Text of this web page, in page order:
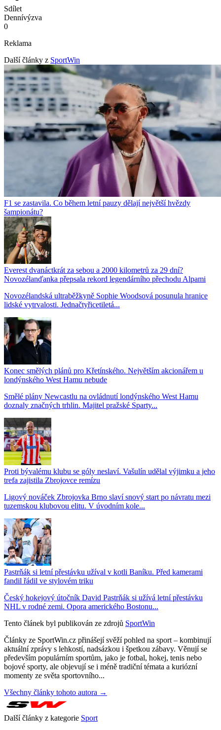
Sdílet
Dennívýzva
0
Reklama
Další články z SportWin
F1 se zastavila. Co během letní pauzy dělají největší hvězdy
šampionátu?
Everest dvanáctkrát za sebou a 2000 kilometrů za 29 dní?
Novozélanďanka přepsala rekord legendárního přechodu Alpami
Novozélandská ultraběžkyně Sophie Woodsová posunula hranice
lidské vytrvalosti. Jednačtyřicetiletá...
Konec smělých plánů pro Křetínského. Největším akcionářem u
londýnského West Hamu nebude
Smělé plány Newcastlu na ovládnutí londýnského West Hamu
doznaly značných trhlin. Majitel pražské Sparty...
Proti bývalému klubu se góly neslaví. Vašulín udělal výjimku a jeho
trefa zajistila Zbrojovce remízu
Ligový nováček Zbrojovka Brno slaví snový start po návratu mezi
tuzemskou klubovou elitu. V úvodním kole...
Pastrňák si letní přestávku užíval v kotli Baníku. Před kamerami
fandil řádil ve stylovém triku
Český hokejový útočník David Pastrňák si užívá letní přestávku
NHL v rodné zemi. Opora amerického Bostonu...
Tento článek byl publikován ze zdrojů SportWin
Články ze SportWin.cz přinášejí svěží pohled na sport – kombinují
aktuální zprávy s lehkostí, nadsázkou i špetkou zábavy. Věnují se
především populárním sportům, jako je fotbal, hokej, tenis nebo
bojové sporty, ale objevují se i méně tradiční témata a kuriózní
momenty ze světa sportovního...
Všechny články tohoto autora →
Další články z kategorie Sport